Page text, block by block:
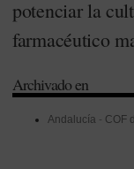
potenciar la
farmacéutico
Archivado en
Andalucía - COF